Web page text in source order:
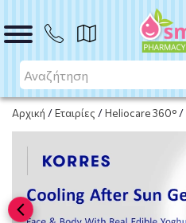
Αρχική /Εταιρίες /Heliocare 360° /